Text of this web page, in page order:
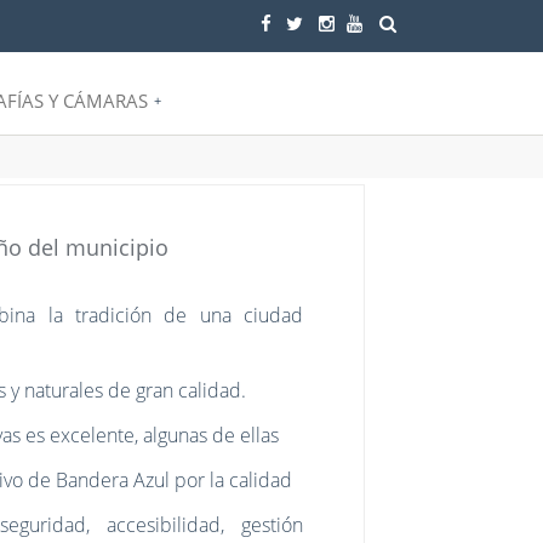
Y CÁMARAS +
del municipio
la tradición de una ciudad
y naturales de gran calidad.
es excelente, algunas de ellas
de Bandera Azul por la calidad
accesibilidad, gestión